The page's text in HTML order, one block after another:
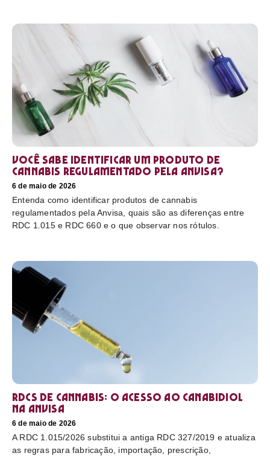
Você sabe identificar um produto de
cannabis regulamentado pela Anvisa?
6 de maio de 2026
Entenda como identificar produtos de cannabis
regulamentados pela Anvisa, quais são as diferenças entre
RDC 1.015 e RDC 660 e o que observar nos rótulos.
RDCs de cannabis: o acesso ao canabidiol
na Anvisa
6 de maio de 2026
A RDC 1.015/2026 substitui a antiga RDC 327/2019 e atualiza
as regras para fabricação, importação, prescrição,